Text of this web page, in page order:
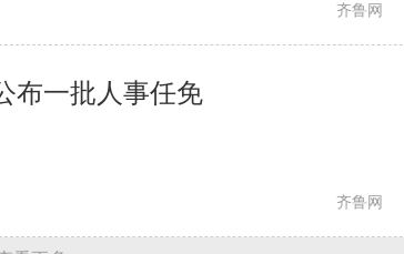
齐鲁网
布一批人事任免
齐鲁网